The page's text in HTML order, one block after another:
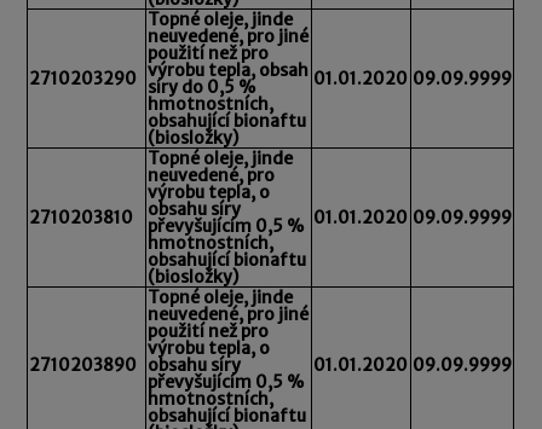
2710203290
Topné oleje, jinde
neuvedené, pro jiné
použití než pro
výrobu tepla, obsah
síry do 0,5 %
hmotnostních,
obsahující bionaftu
(biosložky)
01.01.2020 09.09.9999
2710203810
Topné oleje, jinde
neuvedené, pro
výrobu tepla, o
obsahu síry
převyšujícím 0,5 %
hmotnostních,
obsahující bionaftu
(biosložky)
01.01.2020 09.09.9999
2710203890
Topné oleje, jinde
neuvedené, pro jiné
použití než pro
výrobu tepla, o
obsahu síry
převyšujícím 0,5 %
hmotnostních,
obsahující bionaftu
01.01.2020 09.09.9999